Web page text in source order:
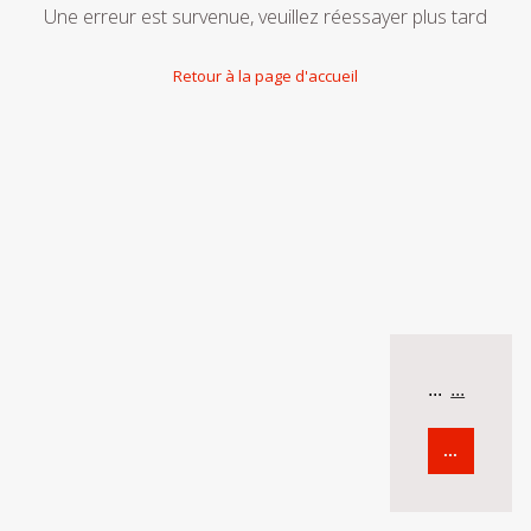
... ...
...
Une erreur est survenue, veuillez réessayer plus tard
Retour à la page d'accueil